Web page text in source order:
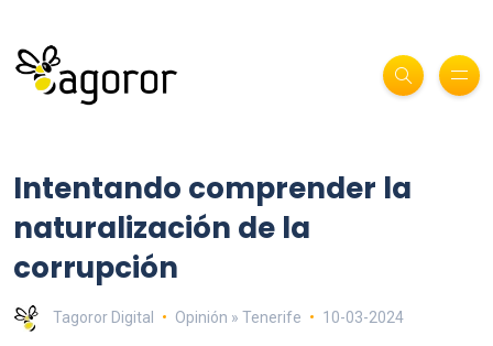
Intentando comprender la
naturalización de la
corrupción
Tagoror Digital Opinión » Tenerife 10-03-2024